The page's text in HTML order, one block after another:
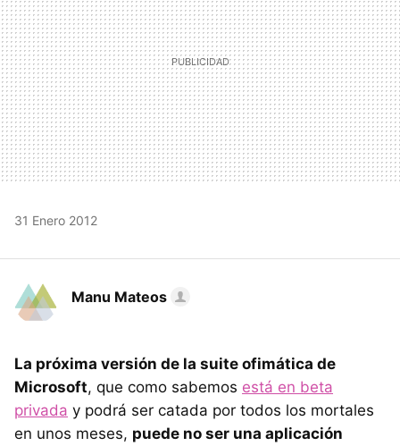
31 Enero 2012
Manu Mateos
La próxima versión de la suite ofimática de
Microsoft, que como sabemos está en beta
privada y podrá ser catada por todos los mortales
en unos meses, puede no ser una aplicación